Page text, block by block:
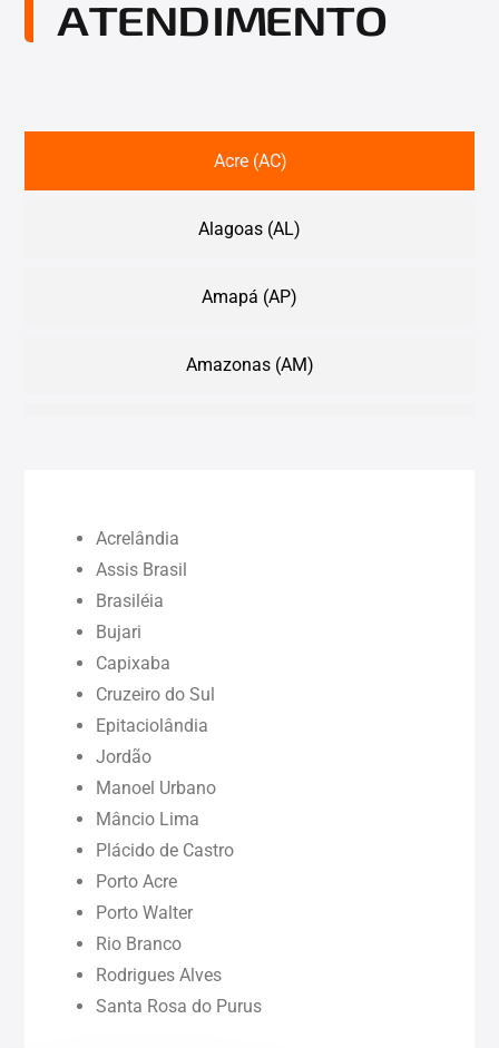
ATENDIMENTO
Acre (AC)
Alagoas (AL)
Amapá (AP)
Amazonas (AM)
Paraíba (PB)
Piauí (PI)
Rondônia (RO)
Roraima (RR)
Acrelândia
Assis Brasil
Brasiléia
Bujari
Capixaba
Cruzeiro do Sul
Epitaciolândia
Jordão
Manoel Urbano
Mâncio Lima
Plácido de Castro
Porto Acre
Porto Walter
Rio Branco
Rodrigues Alves
Santa Rosa do Purus